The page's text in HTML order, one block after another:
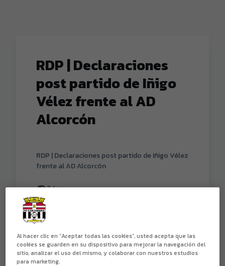
RDP | Declaraciones
post partido de Iñigo
Vélez frente al AD
Alcorcón
RDP | Declaraciones post partido de Iñigo Vélez
frente al AD Alcorcón
Copiar enlace
Al hacer clic en “Aceptar todas las cookies”, usted acepta que las
cookies se guarden en su dispositivo para mejorar la navegación del
sitio, analizar el uso del mismo, y colaborar con nuestros estudios
para marketing.